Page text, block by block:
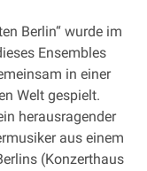
Berlin“ wurde im
Ensembles
in einer
Welt gespielt.
herausragender
aus einem
(Konzerthaus